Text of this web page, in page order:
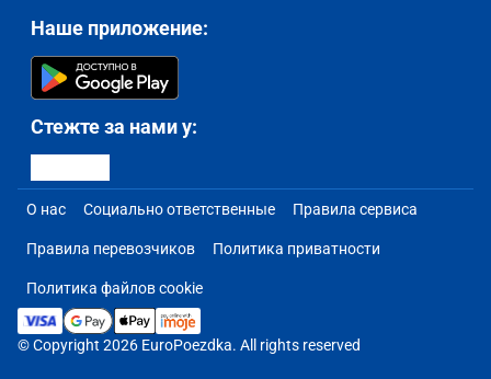
Наше приложение:
Стежте за нами у:
О нас Социально ответственные Правила сервиса
Правила перевозчиков Политика приватности
Политика файлов cookie
© Copyright 2026 EuroPoezdka. All rights reserved